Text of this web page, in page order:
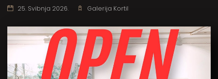
25. Svibnja 2026. Galerija Kortil